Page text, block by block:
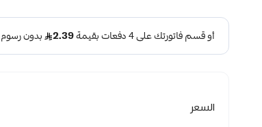
السعر